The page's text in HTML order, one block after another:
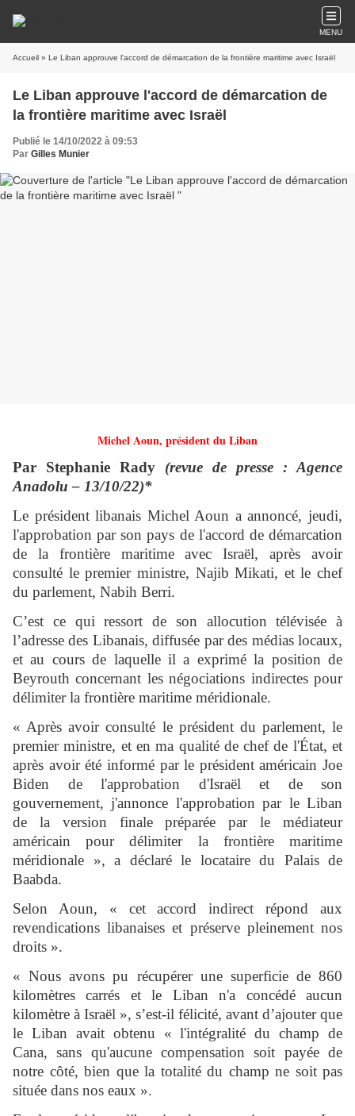
MENU
Accueil » Le Liban approuve l'accord de démarcation de la frontière maritime avec Israël
Le Liban approuve l'accord de démarcation de
la frontière maritime avec Israël
Publié le 14/10/2022 à 09:53
Par Gilles Munier
Michel Aoun, président du Liban
Par Stephanie Rady (revue de presse : Agence
Anadolu – 13/10/22)*
Le président libanais Michel Aoun a annoncé, jeudi,
l'approbation par son pays de l'accord de démarcation
de la frontière maritime avec Israël, après avoir
consulté le premier ministre, Najib Mikati, et le chef
du parlement, Nabih Berri.
C’est ce qui ressort de son allocution télévisée à
l’adresse des Libanais, diffusée par des médias locaux,
et au cours de laquelle il a exprimé la position de
Beyrouth concernant les négociations indirectes pour
délimiter la frontière maritime méridionale.
« Après avoir consulté le président du parlement, le
premier ministre, et en ma qualité de chef de l'État, et
après avoir été informé par le président américain Joe
Biden de l'approbation d'Israël et de son
gouvernement, j'annonce l'approbation par le Liban
de la version finale préparée par le médiateur
américain pour délimiter la frontière maritime
méridionale », a déclaré le locataire du Palais de
Baabda.
Selon Aoun, « cet accord indirect répond aux
revendications libanaises et préserve pleinement nos
droits ».
« Nous avons pu récupérer une superficie de 860
kilomètres carrés et le Liban n'a concédé aucun
kilomètre à Israël », s’est-il félicité, avant d’ajouter que
le Liban avait obtenu « l'intégralité du champ de
Cana, sans qu'aucune compensation soit payée de
notre côté, bien que la totalité du champ ne soit pas
située dans nos eaux ».